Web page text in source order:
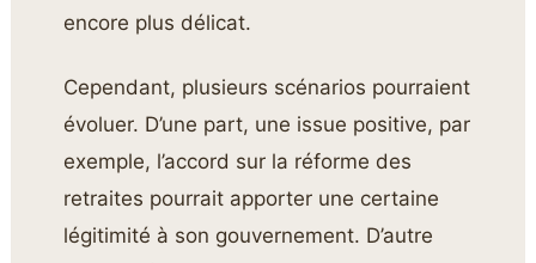
encore plus délicat.
Cependant, plusieurs scénarios pourraient
évoluer. D’une part, une issue positive, par
exemple, l’accord sur la réforme des
retraites pourrait apporter une certaine
légitimité à son gouvernement. D’autre